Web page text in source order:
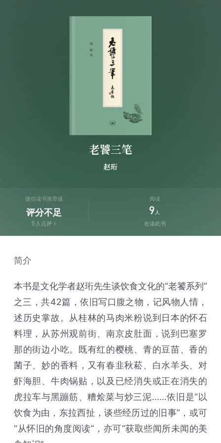
老饕三笔
赵珩
微信读书推荐值
评分不足
5 人点评
阅读
9 人
在读此书
简介
本书是文化学者赵珩先生谈饮食文化的“老饕系列”
之三，共42篇，依旧写口腹之物，记风物人情，
述历史掌故。从桂林的马肉米粉说到日本的怀石
料理，从苏州观前街、南京皮肚面，说到巴塞罗
那的街边小吃。既有红的樱桃、青的豆苗、香的
菌子、妙的香料，又有春韭秋菘、白水羊头、对
虾海胆、牛肉锅贴，以及已经消失或正在消失的
虎拉车与黑蹦筋、糟烩菜与炒三泥……依旧是“以
饮食为由，东拉西扯，谈些经历过的旧事”，或可
“从怀旧的角度阅读”，亦可“获取些闻所未闻的美